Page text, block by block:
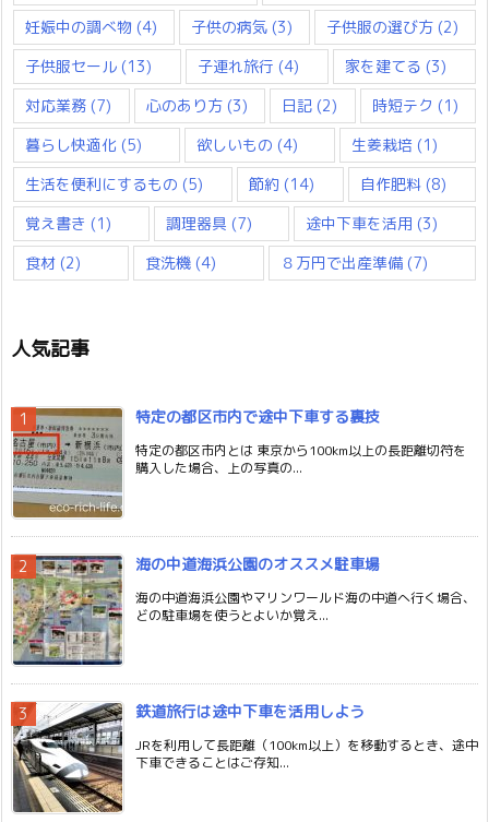
妊娠中の調べ物 (4) 子供の病気 (3) 子供服の選び方 (2)
子供服セール (13) 子連れ旅行 (4) 家を建てる (3)
対応業務 (7) 心のあり方(3) 日記 (2) 時短テク (1)
暮らし快適化 (5) 欲しいもの (4) 生姜栽培 (1)
生活を便利にするもの (5) 節約 (14) 自作肥料 (8)
覚え書き (1) 調理器具 (7) 途中下車を活用 (3)
食材 (2) 食洗機 (4) ８万円で出産準備 (7)
人気記事
特定の都区市内で途中下車する裏技
特定の都区市内とは 東京から100km以上の長距離切符を
購入した場合、上の写真の...
海の中道海浜公園のオススメ駐車場
海の中道海浜公園やマリンワールド海の中道へ行く場合、
どの駐車場を使うとよいか覚え...
鉄道旅行は途中下車を活用しよう
JRを利用して長距離（100km以上）を移動するとき、途中
下車できることはご存知...